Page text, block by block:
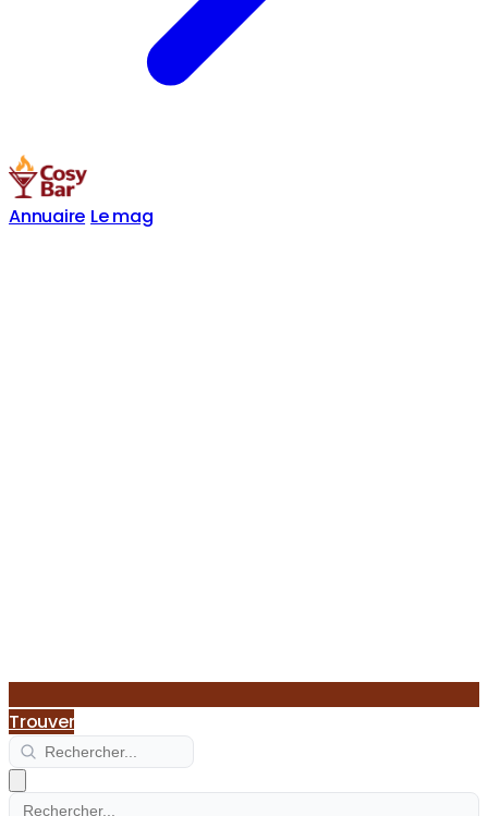
Annuaire Le mag
Trouver